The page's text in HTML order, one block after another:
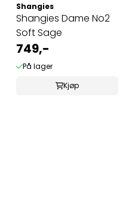
Shangies
Shangies Dame No2
Soft Sage
749,-
På lager
Kjøp